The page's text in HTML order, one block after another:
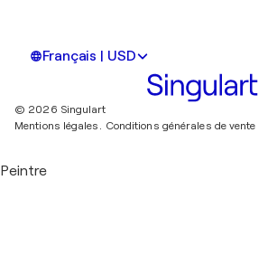
Français | USD
© 2026 Singulart
Mentions légales.
Conditions générales de vente
Peintre